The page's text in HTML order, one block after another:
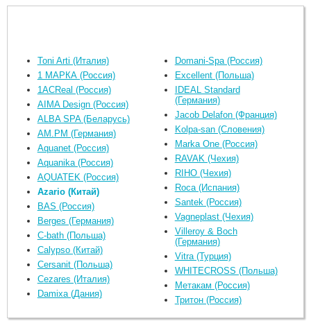
Toni Arti (Италия)
1 МАРКА (Россия)
1ACReal (Россия)
AIMA Design (Россия)
ALBA SPA (Беларусь)
AM.PM (Германия)
Aquanet (Россия)
Aquanika (Россия)
AQUATEK (Россия)
Azario (Китай)
BAS (Россия)
Berges (Германия)
C-bath (Польша)
Calypso (Китай)
Cersanit (Польша)
Cezares (Италия)
Damixa (Дания)
Domani-Spa (Россия)
Excellent (Польша)
IDEAL Standard
(Германия)
Jacob Delafon (Франция)
Kolpa-san (Словения)
Marka One (Россия)
RAVAK (Чехия)
RIHO (Чехия)
Roca (Испания)
Santek (Россия)
Vagneplast (Чехия)
Villeroy & Boch
(Германия)
Vitra (Турция)
WHITECROSS (Польша)
Метакам (Россия)
Тритон (Россия)